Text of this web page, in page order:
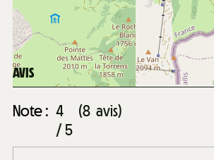
Distance de la garderie Les
2600
m de la garderie Les
AVIS
Note : 4
/ 5
(8 avis)